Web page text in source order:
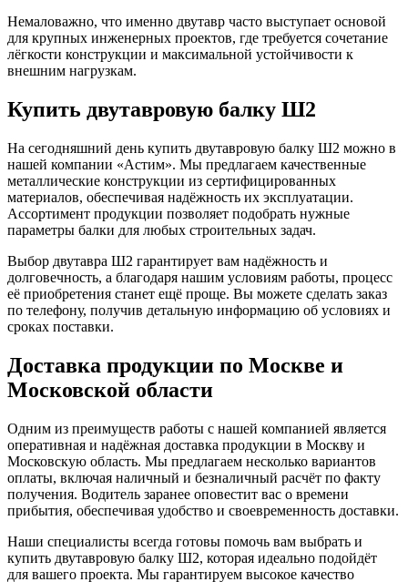
Немаловажно, что именно двутавр часто выступает основой
для крупных инженерных проектов, где требуется сочетание
лёгкости конструкции и максимальной устойчивости к
внешним нагрузкам.
Купить двутавровую балку Ш2
На сегодняшний день купить двутавровую балку Ш2 можно в
нашей компании «Астим». Мы предлагаем качественные
металлические конструкции из сертифицированных
материалов, обеспечивая надёжность их эксплуатации.
Ассортимент продукции позволяет подобрать нужные
параметры балки для любых строительных задач.
Выбор двутавра Ш2 гарантирует вам надёжность и
долговечность, а благодаря нашим условиям работы, процесс
её приобретения станет ещё проще. Вы можете сделать заказ
по телефону, получив детальную информацию об условиях и
сроках поставки.
Доставка продукции по Москве и
Московской области
Одним из преимуществ работы с нашей компанией является
оперативная и надёжная доставка продукции в Москву и
Московскую область. Мы предлагаем несколько вариантов
оплаты, включая наличный и безналичный расчёт по факту
получения. Водитель заранее оповестит вас о времени
прибытия, обеспечивая удобство и своевременность доставки.
Наши специалисты всегда готовы помочь вам выбрать и
купить двутавровую балку Ш2, которая идеально подойдёт
для вашего проекта. Мы гарантируем высокое качество